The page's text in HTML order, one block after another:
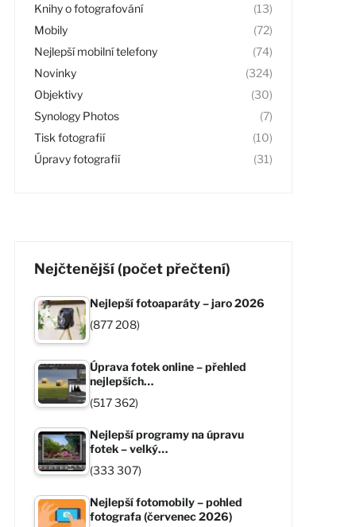
Knihy o fotografování
(13)
Mobily
(72)
Nejlepší mobilní telefony
(74)
Novinky
(324)
Objektivy
(30)
Synology Photos
(7)
Tisk fotografií
(10)
Úpravy fotografií
(31)
Nejčtenější (počet přečtení)
Nejlepší fotoaparáty – jaro 2026
(877 208)
Úprava fotek online – přehled
nejlepších…
(517 362)
Nejlepší programy na úpravu
fotek – velký…
(333 307)
Nejlepší fotomobily – pohled
fotografa (červenec 2026)